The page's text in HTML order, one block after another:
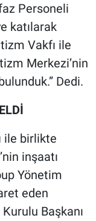
Personeli
katılarak
Vakfı ile
Merkezi’nin
Dedi.
ile birlikte
inşaatı
Yönetim
eden
Başkanı